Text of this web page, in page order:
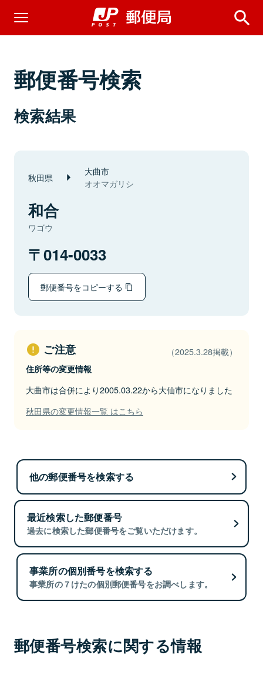
郵便番号検索
検索結果
秋田県 大曲市
オオマガリシ
和合
ワゴウ
014-0033
郵便番号をコピーする
ご注意 （2025.3.28掲載）
住所等の変更情報
大曲市は合併により2005.03.22から大仙市になりました
秋田県の変更情報一覧 はこちら
他の郵便番号を検索する
最近検索した郵便番号
過去に検索した郵便番号をご覧いただけます。
事業所の個別番号を検索する
事業所の７けたの個別郵便番号をお調べします。
郵便番号検索に関する情報